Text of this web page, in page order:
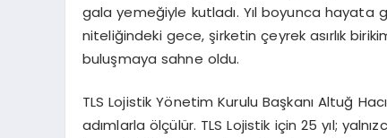
gala yemeğiyle kutladı. Yıl boyunca hayata
niteliğindeki gece, şirketin çeyrek asırlık
buluşmaya sahne oldu.
TLS Lojistik Yönetim Kurulu Başkanı Altuğ
adımlarla ölçülür. TLS Lojistik için 25 yıl;